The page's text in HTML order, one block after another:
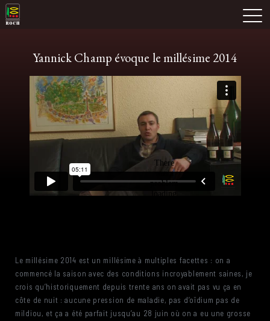
Skip
to
Domaine Prieuré Roch
Yannick Champ évoque le millésime 2014
Le millésime 2014 est un millésime à multiples facettes : on a
commencé la saison avec des conditions incroyablement saines, je
crois qu’historiquement depuis trente ans on avait pas vu ça en
côte de nuit : aucune pression de maladie, pas d’oïdium pas de
mildiou, et ça a été parfait jusqu’au 28 juin où on a eu une grosse